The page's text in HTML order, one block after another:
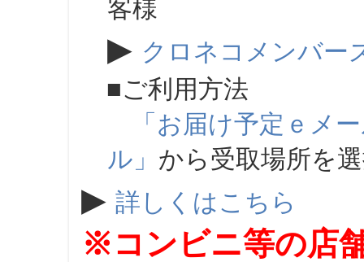
客様
▶ クロネコメンバー
■ご利用方法
「お届け予定ｅメ
ル」 から受取場所を
▶ 詳しくはこちら
※コンビニ等の店